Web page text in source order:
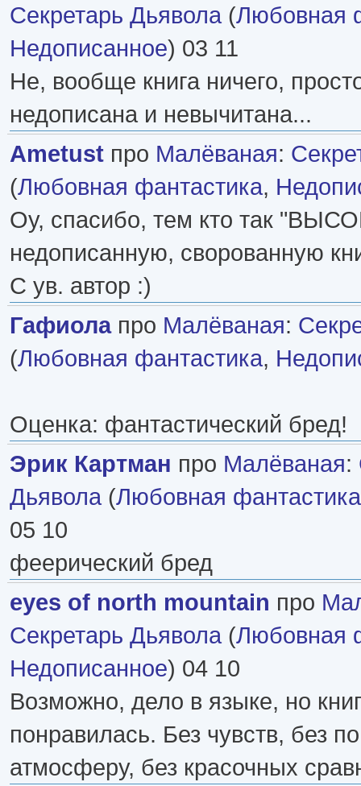
Секретарь Дьявола (Любовная
Недописанное) 03 11
Не, вообще книга ничего,
недописана и невычитана...
Ametust про Малёваная:
(Любовная фантастика,
Оу, спасибо, тем кто так
недописанную, сворованную
С ув. автор :)
Гафиолапро Малёваная:
(Любовная фантастика,
Оценка: фантастический бред!
Эрик Картман про Малёваная:
Дьявола (Любовная фантастика
05 10
феерический бред
eyes of north mountain про
Секретарь Дьявола (Любовная
Недописанное) 04 10
Возможно, дело в языке, но
понравилась. Без чувств, без
атмосферу, без красочных